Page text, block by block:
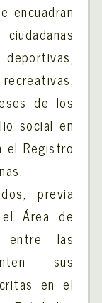
encuadran
de los
social en
Registro
previa
Área de
entre las
sus
en el